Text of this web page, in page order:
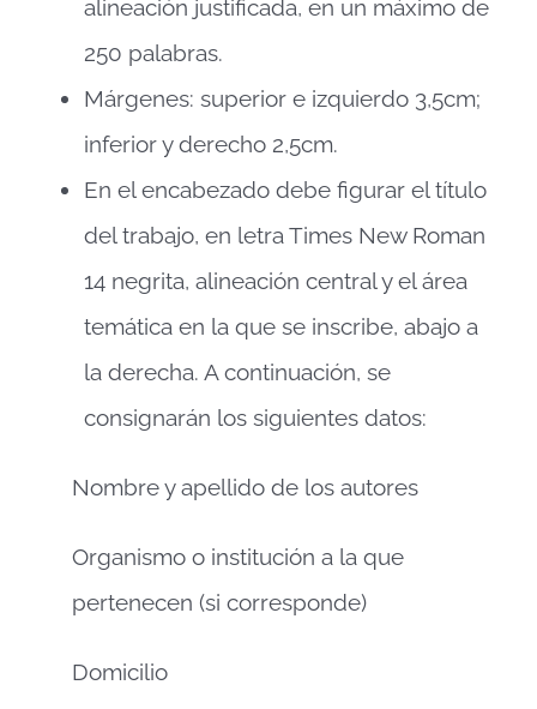
alineación justificada, en un máximo de
250 palabras.
Márgenes: superior e izquierdo 3,5cm;
inferior y derecho 2,5cm.
En el encabezado debe figurar el título
del trabajo, en letra Times New Roman
14 negrita, alineación central y el área
temática en la que se inscribe, abajo a
la derecha. A continuación, se
consignarán los siguientes datos:
Nombre y apellido de los autores
Organismo o institución a la que
pertenecen (si corresponde)
Domicilio